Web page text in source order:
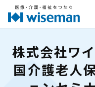
株式会社ワ
国介護老人